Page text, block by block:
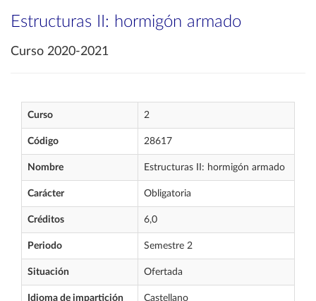
Estructuras II: hormigón armado
Curso 2020-2021
Curso 2
Código 28617
Nombre Estructuras II: hormigón armado
Carácter Obligatoria
Créditos 6,0
Periodo Semestre 2
Situación Ofertada
Idioma de impartición Castellano